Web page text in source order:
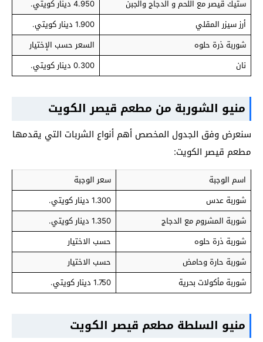
ستيك قيصر مع اللحم و الدجاج والجبن
4.950 دينار كويتي.
أرز سيزر المقلي
1.900 دينار كويتي.
شوربة ذرة حلوه
السعر حسب الإختيار
نان
0.300 دينار كويتي.
منيو الشوربة من مطعم قيصر الكويت
سنعرض وفق الجدول المخصص أهم أنواع الشربات التي يقدمها
مطعم قيصر الكويت:
اسم الوجبة
سعر الوجبة
شوربة عدس
1.300 دينار كويتي.
شوربة المشروم مع الدجاج
1.350 دينار كويتي.
شوربة ذرة حلوه
حسب الاختيار
شوربة حارة وحامض
حسب الاختيار
شوربة مأكولات بحرية
1.750 دينار كويتي.
منيو السلطة مطعم قيصر الكويت